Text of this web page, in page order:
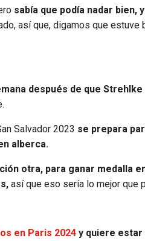
sabía que podía nadar bien,
así que, digamos que estuve
después de que
Salvador 2023 se prepara
alberca.
otra, para ganar medalla
así que eso sería lo mejor que
en Paris 2024 y quiere estar